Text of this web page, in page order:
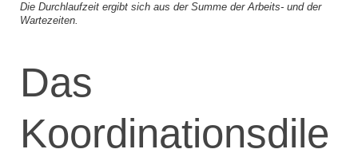
Die Durchlaufzeit ergibt sich aus der Summe der Arbeits- und der
Wartezeiten.
Das
Koordinationsdile